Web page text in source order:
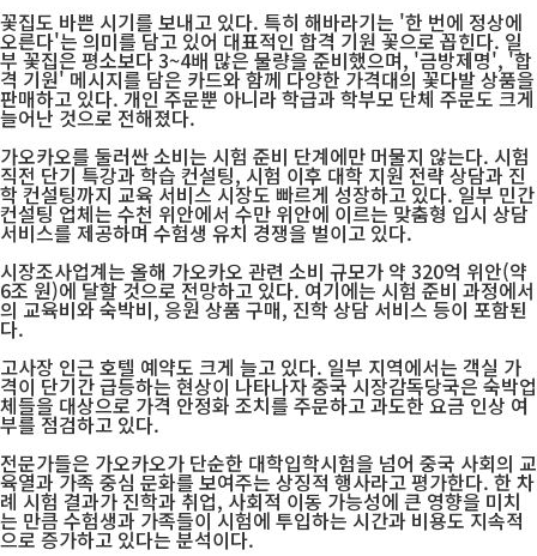
꽃집도 바쁜 시기를 보내고 있다. 특히 해바라기는 '한 번에 정상에
오른다'는 의미를 담고 있어 대표적인 합격 기원 꽃으로 꼽힌다. 일
부 꽃집은 평소보다 3~4배 많은 물량을 준비했으며, '금방제명', '합
격 기원' 메시지를 담은 카드와 함께 다양한 가격대의 꽃다발 상품을
판매하고 있다. 개인 주문뿐 아니라 학급과 학부모 단체 주문도 크게
늘어난 것으로 전해졌다.
가오카오를 둘러싼 소비는 시험 준비 단계에만 머물지 않는다. 시험
직전 단기 특강과 학습 컨설팅, 시험 이후 대학 지원 전략 상담과 진
학 컨설팅까지 교육 서비스 시장도 빠르게 성장하고 있다. 일부 민간
컨설팅 업체는 수천 위안에서 수만 위안에 이르는 맞춤형 입시 상담
서비스를 제공하며 수험생 유치 경쟁을 벌이고 있다.
시장조사업계는 올해 가오카오 관련 소비 규모가 약 320억 위안(약
6조 원)에 달할 것으로 전망하고 있다. 여기에는 시험 준비 과정에서
의 교육비와 숙박비, 응원 상품 구매, 진학 상담 서비스 등이 포함된
다.
고사장 인근 호텔 예약도 크게 늘고 있다. 일부 지역에서는 객실 가
격이 단기간 급등하는 현상이 나타나자 중국 시장감독당국은 숙박업
체들을 대상으로 가격 안정화 조치를 주문하고 과도한 요금 인상 여
부를 점검하고 있다.
전문가들은 가오카오가 단순한 대학입학시험을 넘어 중국 사회의 교
육열과 가족 중심 문화를 보여주는 상징적 행사라고 평가한다. 한 차
례 시험 결과가 진학과 취업, 사회적 이동 가능성에 큰 영향을 미치
는 만큼 수험생과 가족들이 시험에 투입하는 시간과 비용도 지속적
으로 증가하고 있다는 분석이다.